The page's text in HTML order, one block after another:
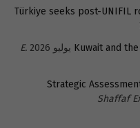
Türkiye seeks post-UNIFIL
Kuwait and
E.
Strategic
Shaffaf